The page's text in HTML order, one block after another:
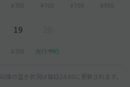
¥700 ¥700 ¥700 ¥900
19
¥700 先行予約
以降の空き状況は毎日24:00に更新されます。